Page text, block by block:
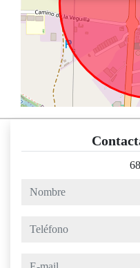
nombre
teléfono
e-mail